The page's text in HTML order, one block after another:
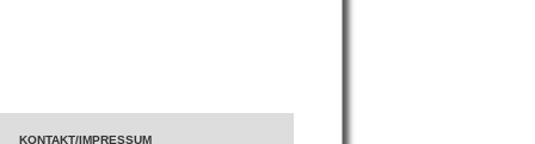
KONTAKT/IMPRESSUM